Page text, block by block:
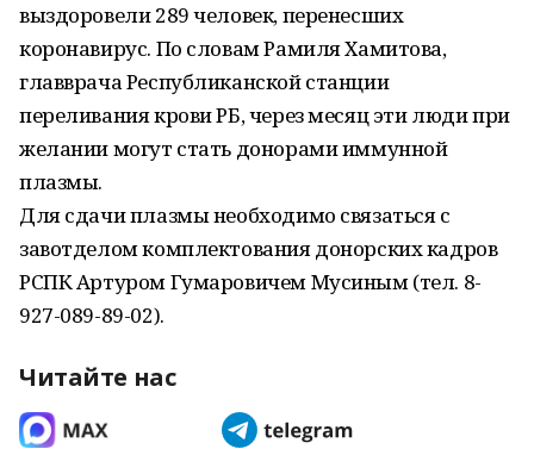
выздоровели 289 человек, перенесших
коронавирус. По словам Рамиля Хамитова,
главврача Республиканской станции
переливания крови РБ, через месяц эти люди при
желании могут стать донорами иммунной
плазмы.
Для сдачи плазмы необходимо связаться с
завотделом комплектования донорских кадров
РСПК Артуром Гумаровичем Мусиным (тел. 8-
927-089-89-02).
Читайте нас